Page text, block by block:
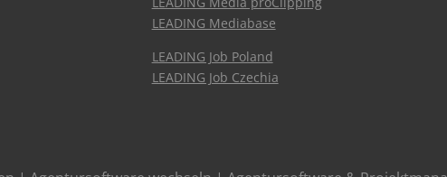
LEADING Mediabase
LEADING Job Poland
LEADING Job Czechia